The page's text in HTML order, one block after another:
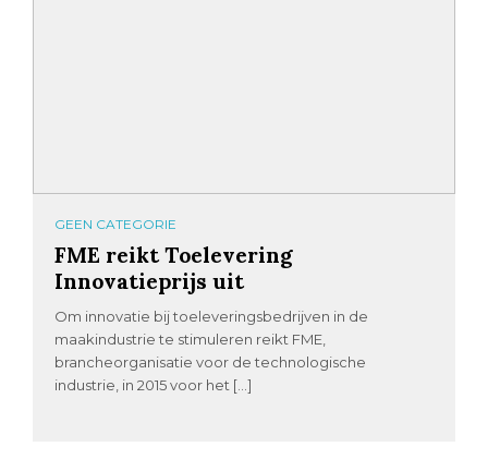
GEEN CATEGORIE
FME reikt Toelevering
Innovatieprijs uit
Om innovatie bij toeleveringsbedrijven in de
maakindustrie te stimuleren reikt FME,
brancheorganisatie voor de technologische
industrie, in 2015 voor het […]